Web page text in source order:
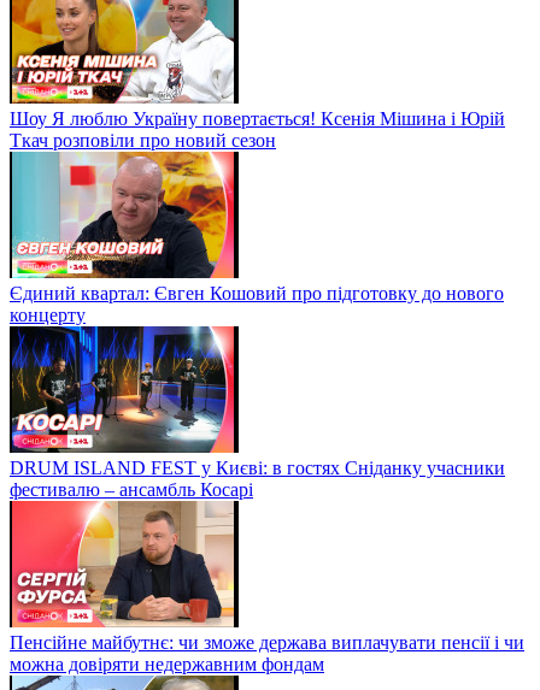
Шоу Я люблю Україну повертається! Ксенія Мішина і Юрій
Ткач розповіли про новий сезон
Єдиний квартал: Євген Кошовий про підготовку до нового
концерту
DRUM ISLAND FEST у Києві: в гостях Сніданку учасники
фестивалю – ансамбль Косарі
Пенсійне майбутнє: чи зможе держава виплачувати пенсії і чи
можна довіряти недержавним фондам